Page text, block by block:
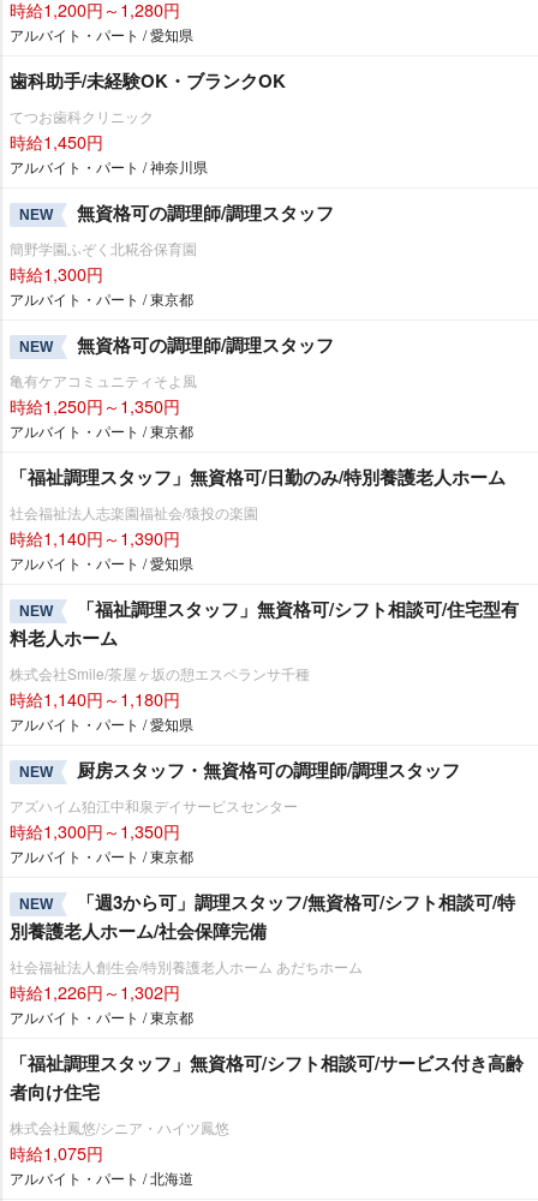
時給1,200円～1,280円
アルバイト・パート / 愛知県
歯科助手/未経験OK・ブランクOK
てつお歯科クリニック
時給1,450円
アルバイト・パート / 神奈川県
NEW 無資格可の調理師/調理スタッフ
簡野学園ふぞく北糀谷保育園
時給1,300円
アルバイト・パート / 東京都
NEW 無資格可の調理師/調理スタッフ
亀有ケアコミュニティそよ風
時給1,250円～1,350円
アルバイト・パート / 東京都
「福祉調理スタッフ」無資格可/日勤のみ/特別養護老人ホーム
社会福祉法人志楽園福祉会/猿投の楽園
時給1,140円～1,390円
アルバイト・パート / 愛知県
NEW
「福祉調理スタッフ」無資格可/シフト相談可/住宅型有
料老人ホーム
株式会社Smile/茶屋ヶ坂の憩エスペランサ千種
時給1,140円～1,180円
アルバイト・パート / 愛知県
NEW 厨房スタッフ・無資格可の調理師/調理スタッフ
アズハイム狛江中和泉デイサービスセンター
時給1,300円～1,350円
アルバイト・パート / 東京都
NEW
「週3から可」調理スタッフ/無資格可/シフト相談可/特
別養護老人ホーム/社会保障完備
社会福祉法人創生会/特別養護老人ホーム あだちホーム
時給1,226円～1,302円
アルバイト・パート / 東京都
「福祉調理スタッフ」無資格可/シフト相談可/サービス付き高齢
者向け住宅
株式会社鳳悠/シニア・ハイツ鳳悠
時給1,075円
アルバイト・パート / 北海道